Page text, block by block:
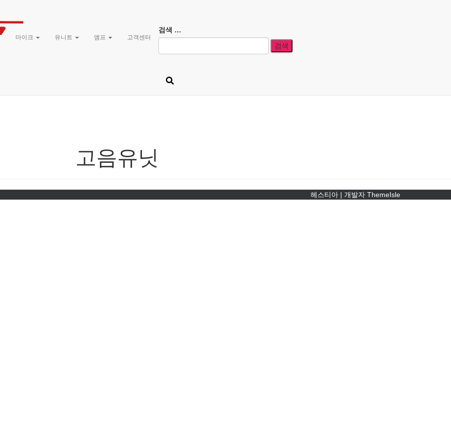
마이크 유니트 앰프 고객센터
검
색:
검색 …
고음유닛
헤스티아 | 개발자 ThemeIsle